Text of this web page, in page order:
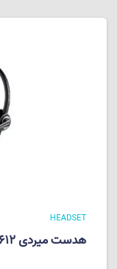
HEADSET
هدست میردی Headset Mairdi MRD 612